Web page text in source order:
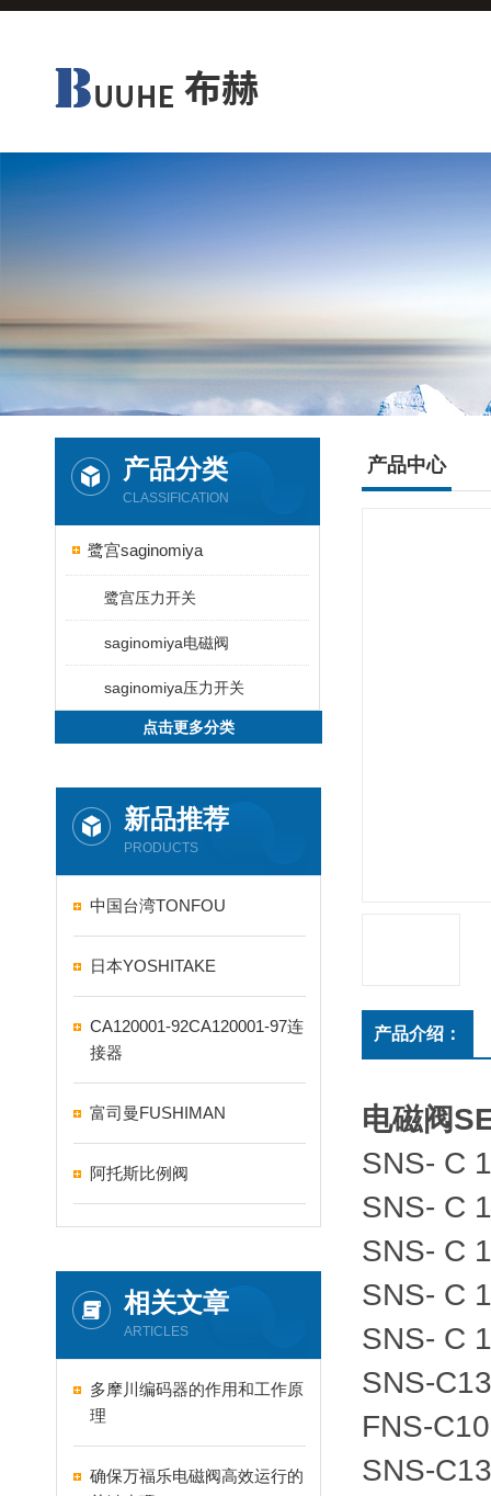
产品分类
CLASSIFICATION
鹭宫saginomiya
鹭宫压力开关
saginomiya电磁阀
saginomiya压力开关
点击更多分类
新品推荐
PRODUCTS
中国台湾TONFOU
日本YOSHITAKE
CA120001-92CA120001-97连
接器
富司曼FUSHIMAN
阿托斯比例阀
相关文章
ARTICLES
多摩川编码器的作用和工作原
理
确保万福乐电磁阀高效运行的
产品中心
产品介绍：
电磁阀
SNS- C
SNS- C
SNS- C
SNS- C
SNS- C
SNS-
FNS-
SNS-